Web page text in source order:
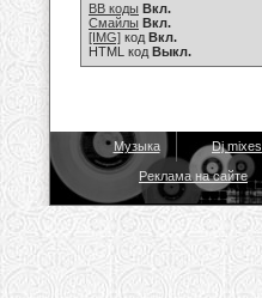
BB коды Вкл.
Смайлы Вкл.
[IMG] код Вкл.
HTML код Выкл.
Музыка Dj mixes
Реклама на сайте